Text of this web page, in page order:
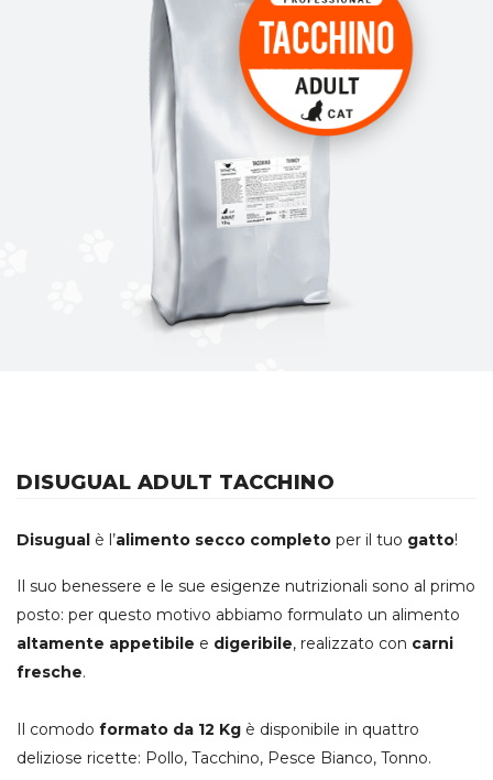
DISUGUAL ADULT TACCHINO
Disugual è l’alimento secco completo per il tuo gatto!
Il suo benessere e le sue esigenze nutrizionali sono al primo
posto: per questo motivo abbiamo formulato un alimento
altamente appetibile e digeribile, realizzato con carni
fresche.
Il comodo formato da 12 Kg è disponibile in quattro
deliziose ricette: Pollo, Tacchino, Pesce Bianco, Tonno.